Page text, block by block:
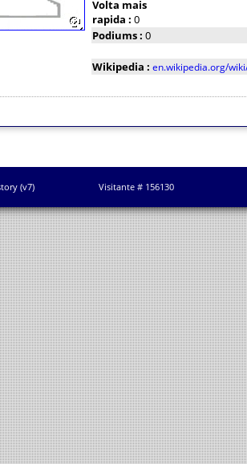
Volta mais
rapida : 0
Podiums : 0
Wikipedia : en.wikipedia.org/
(v7) Visitante # 156130